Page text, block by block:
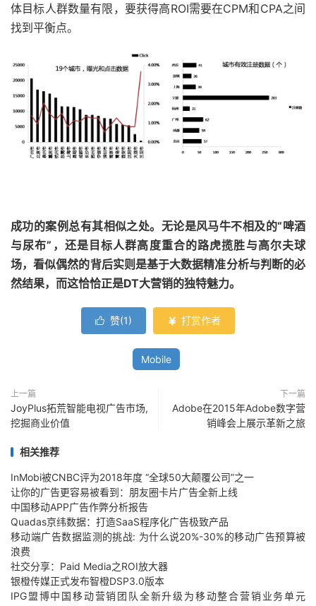
体目标人群数量有限，要获得高ROI需要在CPM和CPA之间
找到平衡点。
成功的案例总有其相似之处。无论是风马牛不相及的“啤酒
与尿布”，还是目标人群高度重合的路虎揽胜与高尔夫球
场，看似偶然的背后实则是基于大数据精准分析与判断的必
然结果，而这恰恰正是DT大营销的独特魅力。
 赞(1)  打赏作者
Mobile
上一篇
JoyPlus拓荒智能电视广告市场,
挖掘商业价值
下一篇
Adobe在2015年Adobe数字营
销峰会上展示革新之旅
相关推荐
InMobi被CNBC评为2018年度 “全球50大颠覆公司”之一
让你的广告更容易被看到：朋友圈卡片广告全新上线
中国移动APP广告作弊分析报告
Quadas京纬数据：打造SaaS程序化广告极致产品
移动端广告数据监测的挑战: 为什么说20%-30%的移动广告预算被
浪费
社交分享：Paid Media之ROI放大器
银橙传媒正式发布智橙DSP3.0版本
IPG盟博中国移动营销团队全新升级为移动整合营销业务单元